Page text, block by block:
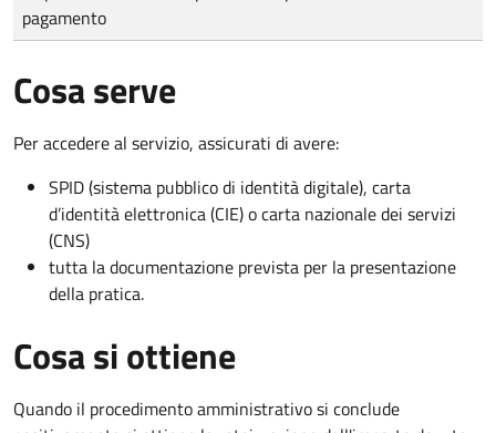
pagamento
Cosa serve
Per accedere al servizio, assicurati di avere:
SPID (sistema pubblico di identità digitale), carta
d’identità elettronica (CIE) o carta nazionale dei servizi
(CNS)
tutta la documentazione prevista per la presentazione
della pratica.
Cosa si ottiene
Quando il procedimento amministrativo si conclude